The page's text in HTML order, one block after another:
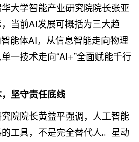
大学智能产业研究院院长张亚
当前AI发展可概括为三大趋
能体AI，从信息智能走向物理
一技术走向“AI+”全面赋能千行
坚守责任底线
院院长黄益平强调，人工智能
工具，不是完全替代人。星动